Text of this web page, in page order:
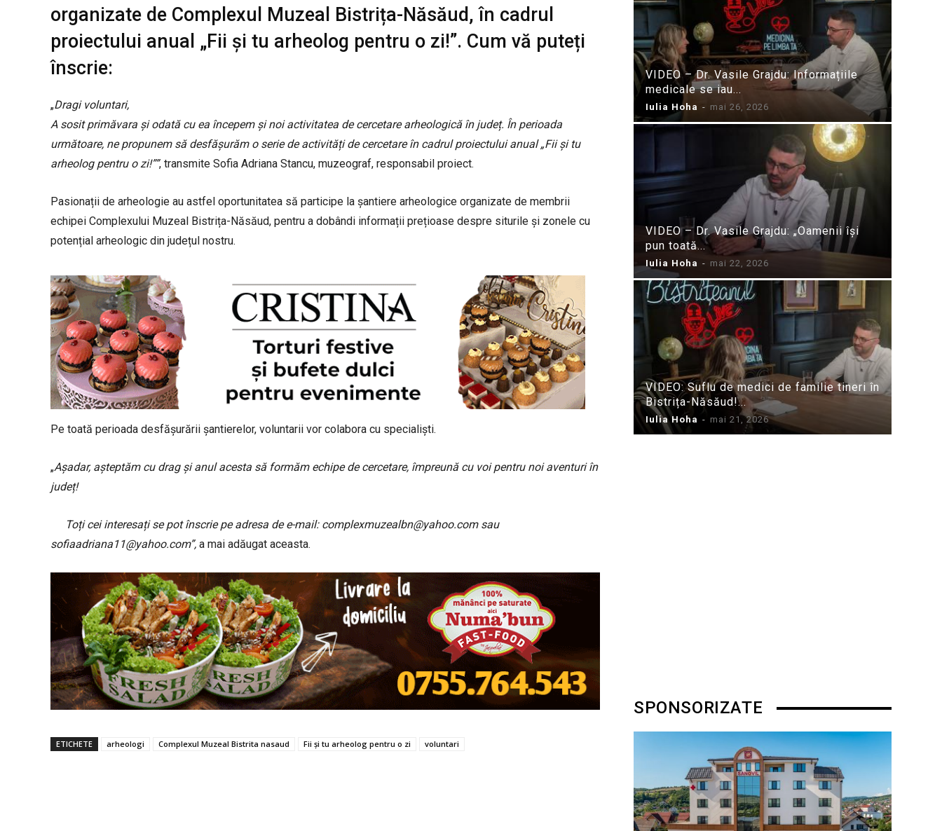
organizate de Complexul Muzeal Bistrița-Năsăud, în cadrul
proiectului anual „Fii și tu arheolog pentru o zi!”. Cum vă puteți
înscrie:
„Dragi voluntari,
A sosit primăvara și odată cu ea începem și noi activitatea de cercetare arheologică în județ. În perioada
următoare, ne propunem să desfășurăm o serie de activități de cercetare în cadrul proiectului anual „Fii și tu
arheolog pentru o zi!””, transmite Sofia Adriana Stancu, muzeograf, responsabil proiect.
Pasionații de arheologie au astfel oportunitatea să participe la șantiere arheologice organizate de membrii
echipei Complexului Muzeal Bistrița-Năsăud, pentru a dobândi informații prețioase despre siturile și zonele cu
potențial arheologic din județul nostru.
Pe toată perioada desfășurării șantierelor, voluntarii vor colabora cu specialiști.
„Așadar, așteptăm cu drag și anul acesta să formăm echipe de cercetare, împreună cu voi pentru noi aventuri în
județ!
Toți cei interesați se pot înscrie pe adresa de e-mail: complexmuzealbn@yahoo.comsau
sofiaadriana11@yahoo.com”, a mai adăugat aceasta.
ETICHETE arheologi Complexul Muzeal Bistrita nasaud Fii și tu arheolog pentru o zi voluntari
VIDEO – Dr. Vasile Grajdu: Informațiile
medicale se iau...
Iulia Hoha - mai 26, 2026
VIDEO – Dr. Vasile Grajdu: „Oamenii își
pun toată...
Iulia Hoha - mai 22, 2026
VIDEO: Suflu de medici de familie tineri în
Bistrița-Năsăud!...
Iulia Hoha - mai 21, 2026
SPONSORIZATE